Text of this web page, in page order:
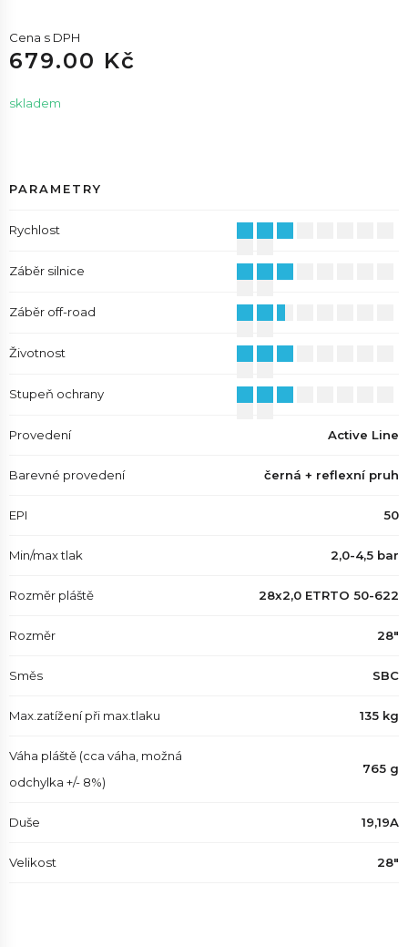
Cena s DPH
679.00 Kč
skladem
PARAMETRY
Rychlost
Záběr silnice
Záběr off-road
Životnost
Stupeň ochrany
Provedení Active Line
Barevné provedení černá + reflexní pruh
EPI 50
Min/max tlak 2,0-4,5 bar
Rozměr pláště 28x2,0 ETRTO 50-622
Rozměr 28"
Směs SBC
Max.zatížení při max.tlaku 135 kg
Váha pláště (cca váha, možná
odchylka +/- 8%)
765 g
Duše 19,19A
Velikost 28"